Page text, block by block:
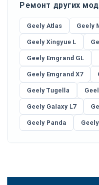
Ремонт других
Geely Atlas Geely
Geely Xingyue L
Geely Emgrand GL
Geely Emgrand X7
Geely Tugella
Geely Galaxy L7
Geely Panda